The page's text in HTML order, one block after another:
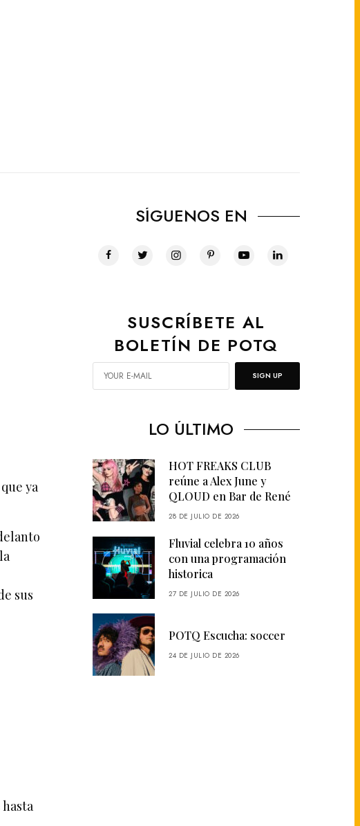
ya
sus
SÍGUENOS EN
SUSCRÍBETE AL
BOLETÍN DE POTQ
SIGN UP
LO ÚLTIMO
HOT FREAKS CLUB
reúne a Alex June y
QLOUD en Bar de René
28 DE JULIO DE 2026
Fluvial celebra 10 años
con una programación
historica
27 DE JULIO DE 2026
POTQ Escucha: soccer
24 DE JULIO DE 2026